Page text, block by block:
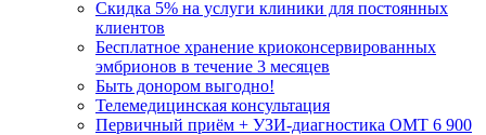
Скидка 5% на услуги клиники для постоянных
клиентов
Бесплатное хранение криоконсервированных
эмбрионов в течение 3 месяцев
Быть донором выгодно!
Телемедицинская консультация
Первичный приём + УЗИ-диагностика ОМТ 6 900